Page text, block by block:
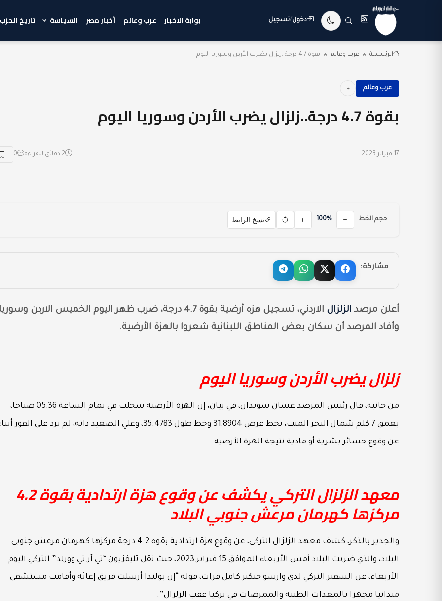
دخول/تسجيل بوابة الاخبار عرب وعالم أخبار مصر السياسة تاريخ الحزب
الرئيسية عرب وعالم بقوة 4.7 درجة..زلزال يضرب الأردن وسوريا اليوم
عرب وعالم
بقوة 4.7 درجة..زلزال يضرب الأردن وسوريا اليوم
17 فبراير 2023 2 دقائق للقراءة 0
حجم الخط 100% نسخ الرابط
مشاركة:
أعلن مرصد الزلزال
الاردني، تسجيل هزه أرضية بقوة 4.7 درجة، ضرب ظهر اليوم الخميس الاردن
وأفاد المرصد أن سكان بعض المناطق اللبنانية شعروا بالهزة الأرضية.
زلزال يضرب الأردن وسوريا اليوم
من جانبه، قال رئيس المرصد غسان سويدان، في بيان، إن الهزة الأرضية سجلت في تمام الساعة 05:36 صباحا،
بعمق 7 كلم شمال البحر الميت، بخط عرض 31.8904 وخط طول 35.4783، وعلي الصعيد ذاته، لم ترد على الفور
عن وقوع خسائر بشرية أو مادية نتيجة الهزة الأرضية.
معهد الزلزال التركي يكشف عن وقوع هزة ارتدادية بقوة 4.2
مركزها كهرمان مرعش جنوبي البلاد
والجدير بالذكر، كشف معهد الزلزال التركي، عن وقوع هزة ارتدادية بقوه 4.2 درجة مركزها كهرمان مرعش جنوبي
البلاد، والذي ضربت البلاد أمس الأربعاء الموافق 15 فبراير 2023، حيث نقل تليفزيون “تي آر تي وورلد” التركي اليوم
الأربعاء، عن السفير التركي لدى وارسو جنكيز كامل فرات، قوله “إن بولندا أرسلت فريق إغاثة وأقامت مستشفى
ميدانيا مجهزا بالمعدات الطبية والممرضات في تركيا عقب الزلزال”.